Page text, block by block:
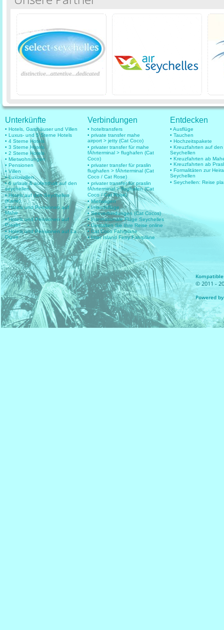
Unterkünfte
• Hotels, Gasthäuser und Villen
• Luxus- und 5 Sterne Hotels
• 4 Sterne Hotels
• 3 Sterne Hotels
• 2 Sterne Hotels
• Mietwohnungen
• Pensionen
• Villen
• Luxusvillen
• 6 urlaub & aufenthalt auf den
seychellen
• Hotels auf den Seychellen
(Karte)
• Hotels und Pensionen auf
Mahe
• Hotels und Pensionen auf
Praslin
• Hotels und Pensionen auf La
Digue
Verbindungen
• hoteltransfers
• private transfer mahe
airport > jetty (Cat Coco)
• privater transfer für mahe
fÄhrterminal > flughafen (Cat
Coco)
• privater transfer für praslin
flughafen > fÄhrterminal (Cat
Coco / Cat Rose)
• privater transfer für praslin
fÄhrterminal > flughafen (Cat
Coco / Cat Rose)
• Mietwagen
• Inlandsflüge
• Seeverbindungen (Cat Cocos)
• Internationale Flüge Seychelles
• Gestalten Sie Ihre Reise online
• Cat Coco Fahrpläne
• Inter Island Ferry Fahrpläne
Entdecken
• Ausflüge
• Tauchen
• Hochzeitspakete
• Kreuzfahrten auf den
Seychellen
• Kreuzfahrten ab
• Kreuzfahrten ab
• Formalitäten zur
Seychellen
• Seychellen: Reise
© 2011 -
Powered by